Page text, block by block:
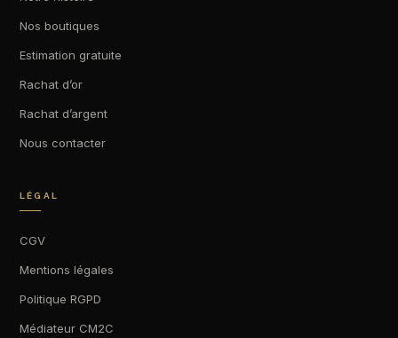
Nos boutiques
Estimation gratuite
Rachat d’or
Rachat d’argent
Nous contacter
LÉGAL
CGV
Mentions légales
Politique RGPD
Médiateur CM2C